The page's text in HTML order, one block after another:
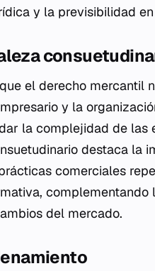
y la previsibilidad
el derecho mercantil
y la
la complejidad de las
destaca la
comerciales
complementando
del mercado.